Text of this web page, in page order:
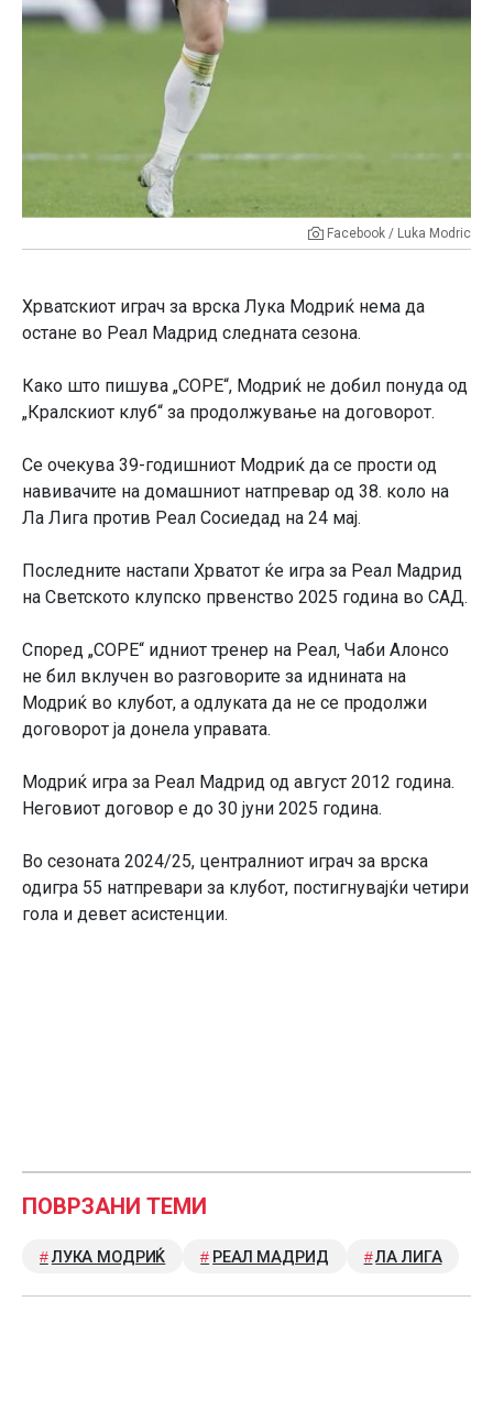
Facebook / Luka Modric
Хрватскиот играч за врска Лука Модриќ нема да
остане во Реал Мадрид следната сезона.
Како што пишува „COPE“, Модриќ не добил понуда од
„Кралскиот клуб“ за продолжување на договорот.
Се очекува 39-годишниот Модриќ да се прости од
навивачите на домашниот натпревар од 38. коло на
Ла Лига против Реал Сосиедад на 24 мај.
Последните настапи Хрватот ќе игра за Реал Мадрид
на Светското клупско првенство 2025 година во САД.
Според „COPE“ идниот тренер на Реал, Чаби Алонсо
не бил вклучен во разговорите за иднината на
Модриќ во клубот, а одлуката да не се продолжи
договорот ја донела управата.
Модриќ игра за Реал Мадрид од август 2012 година.
Неговиот договор е до 30 јуни 2025 година.
Во сезоната 2024/25, централниот играч за врска
одигра 55 натпревари за клубот, постигнувајќи четири
гола и девет асистенции.
ПОВРЗАНИ ТЕМИ
ЛУКА МОДРИЌ РЕАЛ МАДРИД ЛА ЛИГА